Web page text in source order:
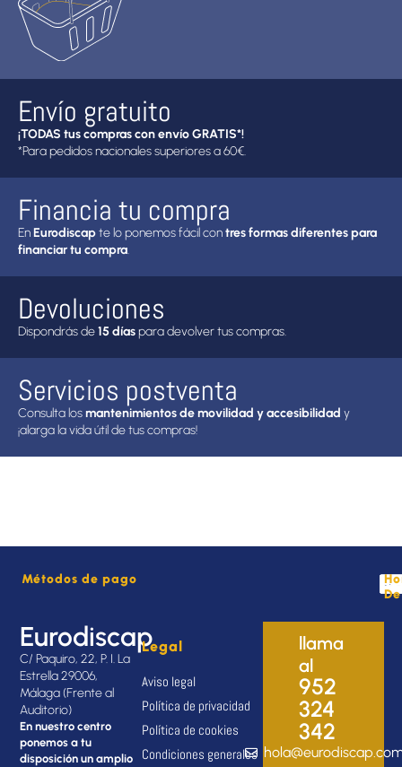
Envío gratuito
¡TODAS tus compras con envío GRATIS*!
*Para pedidos nacionales superiores a 60€.
Financia tu compra
EnEurodiscapte lo ponemos fácil contres formas diferentes para
financiar tu compra.
Devoluciones
Dispondrás de15 díaspara devolver tus compras.
Servicios postventa
Consulta losmantenimientos de movilidad y accesibilidad y
¡alarga la vida útil de tus compras!
Métodos de pago
Eurodiscap
C/ Paquiro, 22, P. I. La
Estrella 29006,
Málaga (Frente al
Auditorio)
En nuestro centro
ponemos a tu
disposición un amplio
Legal
Aviso legal
Política de privacidad
Política de cookies
Condiciones generales
llama
al
952
324
342